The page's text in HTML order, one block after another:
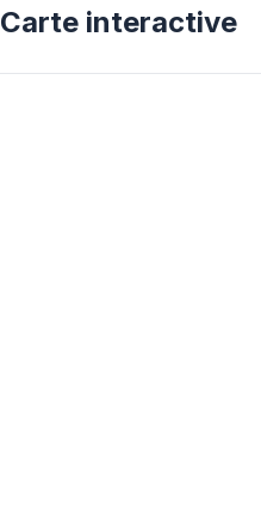
Carte interactive